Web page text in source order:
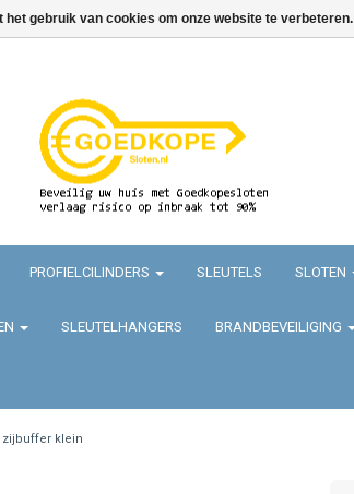
PROFIELCILINDERS SLEUTELS SLOTEN
SLEUTELHANGERS BRANDBEVEILIGING
zijbuffer klein
gebruik van cookies om onze website te verbeteren.